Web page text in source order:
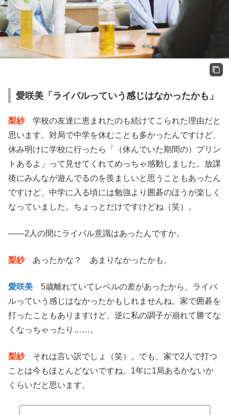
愛咲美「ライバルっていう感じはなかったかも」
梨紗
学校の友達に恵まれたのも続けてこられた理由だと
思います。対局で中学を休むことも多かったんですけど、
休み明けに学校に行ったら「（休んでいた期間の）プリン
トあるよ」って見せてくれてめっちゃ感動しました。放課
後にみんなが遊んでるのを羨ましいと思うこともあったん
ですけど、中学に入る頃には勉強より囲碁のほうが楽しく
なっていました。ちょっとだけですけどね（笑）。
——2人の間にライバル意識はあったんですか。
梨紗 あったかな？ あまりなかったかも。
愛咲美
5歳離れていてレベルの差があったから、ライバ
ルっていう感じはなかったかもしれませんね。家で囲碁を
打ったこともありますけど、逆に私の調子が崩れて勝てな
くなっちゃったり……。
梨紗
それは言い訳でしょ（笑）。でも、家で2人で打つ
ことは今もほとんどないですね。1年に1局あるかないか
くらいだと思います。